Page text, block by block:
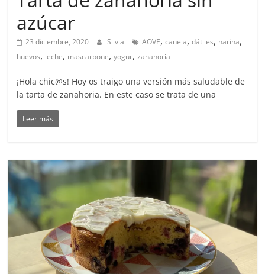
azúcar
23 diciembre, 2020 Silvia AOVE,canela,dátiles, harina,
huevos, leche, mascarpone,yogur,zanahoria
¡Hola chic@s! Hoy os traigo una versión más saludable de
la tarta de zanahoria. En este caso se trata de una
Leer más